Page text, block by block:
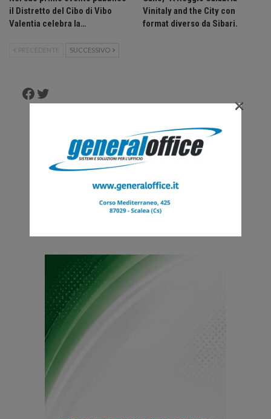
il Distretto del Cibo di Vibo
Valentia celebra la…
Vinitaly and the City con
format diverso da Sibari.
PRECEDENTE SUCCESSIVO
Facebook
Twitter
×